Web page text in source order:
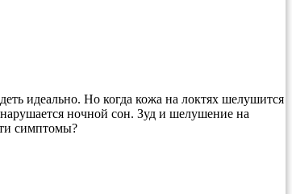
идеально. Но когда кожа на локтях шелушится
ночной сон. Зуд и шелушение на
симптомы?